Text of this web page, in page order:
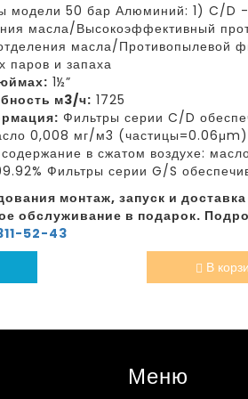
модели 50 бар Алюминий: 1) C/D
масла/Высокоэффективный
масла/Противопылевой
паров и запаха
1½”
м3/ч: 1725
Фильтры серии C/D
0,008 мг/м3
в сжатом воздухе:
Фильтры серии G/S
монтаж, запуск и
обслуживание в подарок.
52-43
В
Меню